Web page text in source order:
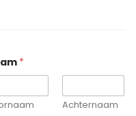
*
Achternaam